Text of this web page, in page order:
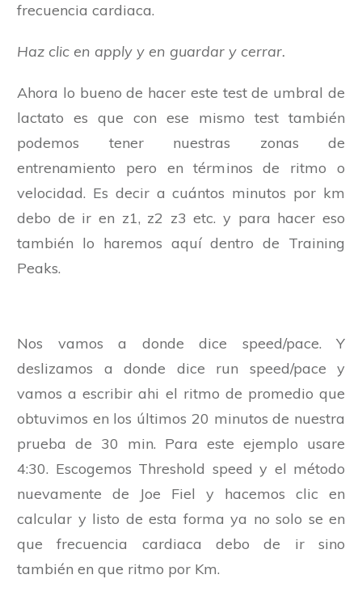
frecuencia cardiaca.
Haz clic en apply y en guardar y cerrar.
Ahora lo bueno de hacer este test de umbral de
lactato es que con ese mismo test también
podemos tener nuestras zonas de
entrenamiento pero en términos de ritmo o
velocidad. Es decir a cuántos minutos por km
debo de ir en z1, z2 z3 etc. y para hacer eso
también lo haremos aquí dentro de Training
Peaks.
Nos vamos a donde dice speed/pace. Y
deslizamos a donde dice run speed/pace y
vamos a escribir ahi el ritmo de promedio que
obtuvimos en los últimos 20 minutos de nuestra
prueba de 30 min. Para este ejemplo usare
4:30. Escogemos Threshold speed y el método
nuevamente de Joe Fiel y hacemos clic en
calcular y listo de esta forma ya no solo se en
que frecuencia cardiaca debo de ir sino
también en que ritmo por Km.